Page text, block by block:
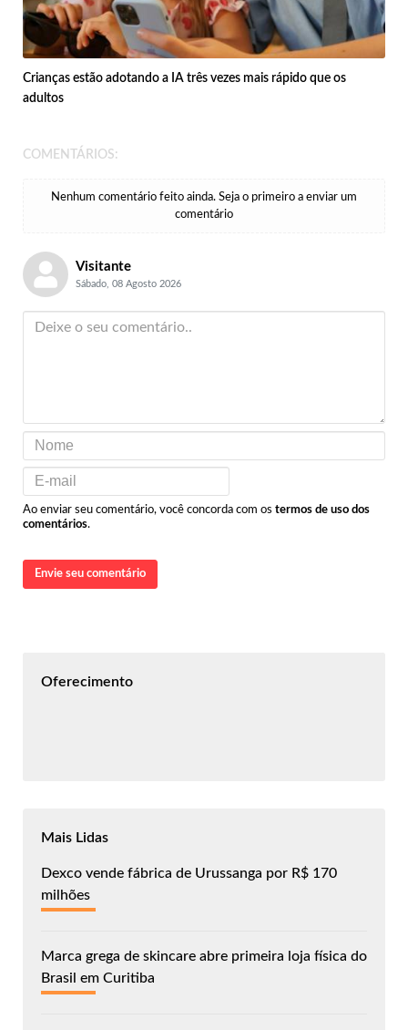
Crianças estão adotando a IA três vezes mais rápido que os
adultos
COMENTÁRIOS:
Nenhum comentário feito ainda. Seja o primeiro a enviar um
comentário
Visitante
Sábado, 08 Agosto 2026
Ao enviar seu comentário, você concorda com os termos de uso dos
comentários.
Envie seu comentário
Oferecimento
Mais Lidas
Dexco vende fábrica de Urussanga por R$ 170
milhões
Marca grega de skincare abre primeira loja física do
Brasil em Curitiba